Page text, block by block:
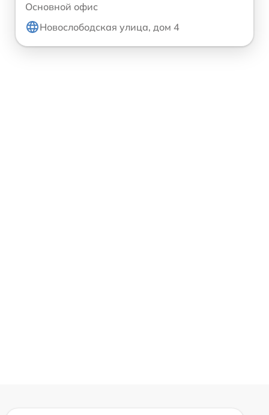
Основной офис
Новослободская улица, дом 4